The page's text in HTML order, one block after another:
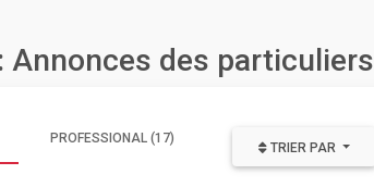
Annonces des particuliers
PROFESSIONAL (17)
TRIER PAR